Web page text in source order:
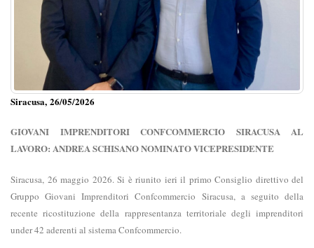
Siracusa, 26/05/2026
GIOVANI IMPRENDITORI CONFCOMMERCIO SIRACUSA AL
LAVORO: ANDREA SCHISANO NOMINATO VICEPRESIDENTE
Siracusa, 26 maggio 2026. Si è riunito ieri il primo Consiglio direttivo del
Gruppo Giovani Imprenditori Confcommercio Siracusa, a seguito della
recente ricostituzione della rappresentanza territoriale degli imprenditori
under 42 aderenti al sistema Confcommercio.